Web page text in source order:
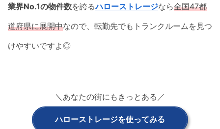
業界No.1の物件数を誇るハローストレージなら全国47都
道府県に展開中なので、転勤先でもトランクルームを見つ
けやすいですよ◎
＼あなたの街にもきっとある／
ハローストレージを使ってみる